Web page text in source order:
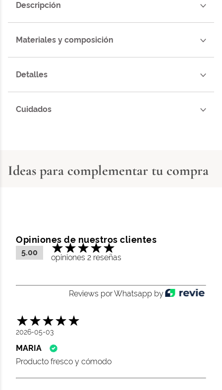
Descripción
Materiales y composición
Detalles
Cuidados
Ideas para complementar tu compra
Opiniones de nuestros clientes
5.00
opiniones 2 reseñas
Reviews por Whatsapp by
2026-05-03
MARIA
Producto fresco y cómodo